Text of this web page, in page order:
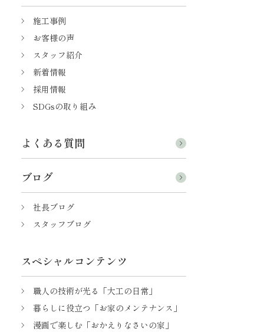
施工事例
お客様の声
スタッフ紹介
新着情報
採用情報
SDGsの取り組み
よくある質問
ブログ
社長ブログ
スタッフブログ
スペシャルコンテンツ
職人の技術が光る「大工の日常」
暮らしに役立つ「お家のメンテナンス」
漫画で楽しむ「おかえりなさいの家」